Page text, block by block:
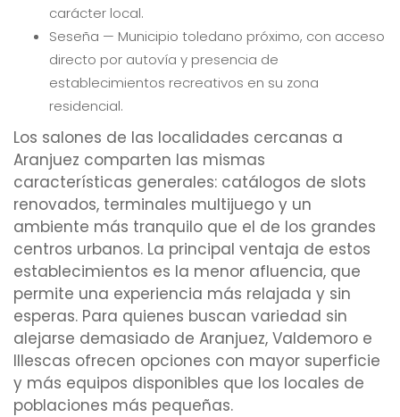
carácter local.
Seseña — Municipio toledano próximo, con acceso
directo por autovía y presencia de
establecimientos recreativos en su zona
residencial.
Los salones de las localidades cercanas a
Aranjuez comparten las mismas
características generales: catálogos de slots
renovados, terminales multijuego y un
ambiente más tranquilo que el de los grandes
centros urbanos. La principal ventaja de estos
establecimientos es la menor afluencia, que
permite una experiencia más relajada y sin
esperas. Para quienes buscan variedad sin
alejarse demasiado de Aranjuez, Valdemoro e
Illescas ofrecen opciones con mayor superficie
y más equipos disponibles que los locales de
poblaciones más pequeñas.